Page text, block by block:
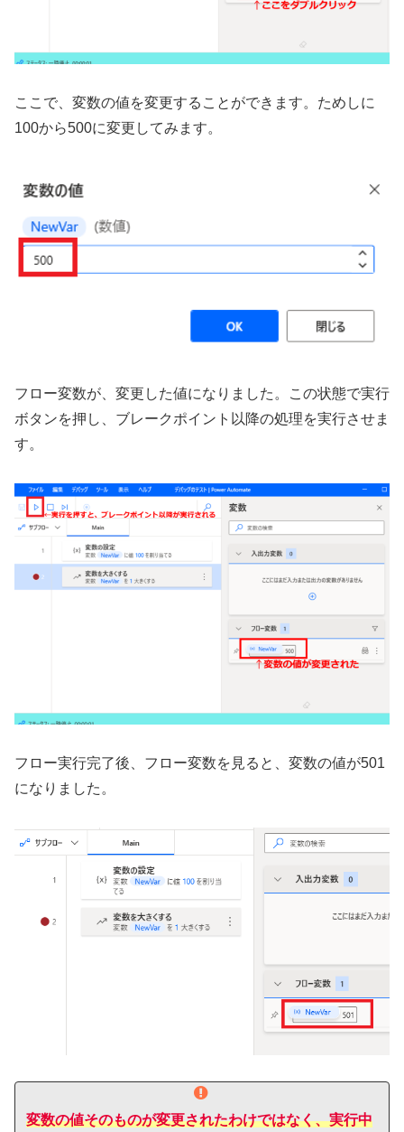
ここで、変数の値を変更することができます。ためしに
100から500に変更してみます。
フロー変数が、変更した値になりました。この状態で実行
ボタンを押し、ブレークポイント以降の処理を実行させま
す。
フロー実行完了後、フロー変数を見ると、変数の値が501
になりました。
変数の値そのものが変更されたわけではなく、実行中